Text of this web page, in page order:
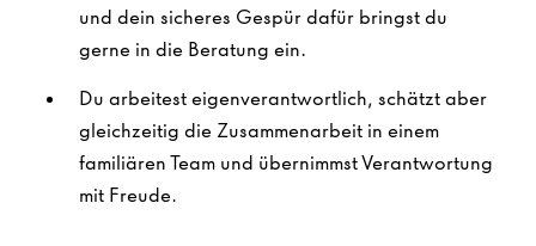
und dein sicheres Gespür dafür bringst du
gerne in die Beratung ein.
Du arbeitest eigenverantwortlich, schätzt aber
gleichzeitig die Zusammenarbeit in einem
familiären Team und übernimmst Verantwortung
mit Freude.